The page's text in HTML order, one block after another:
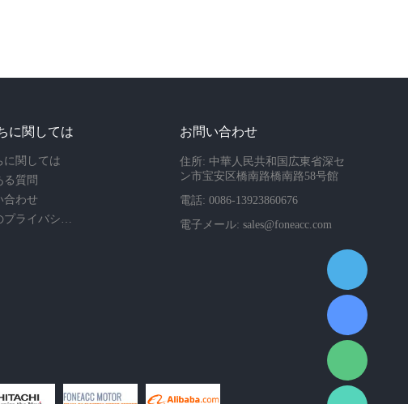
に関しては
に関しては
る質問
合わせ
お問い合わせ
住所: 中華人民共和国広東省深セ
ン市宝安区橋南路橋南路58号館
電話: 0086-13923860676
電子メール: sales@foneacc.com